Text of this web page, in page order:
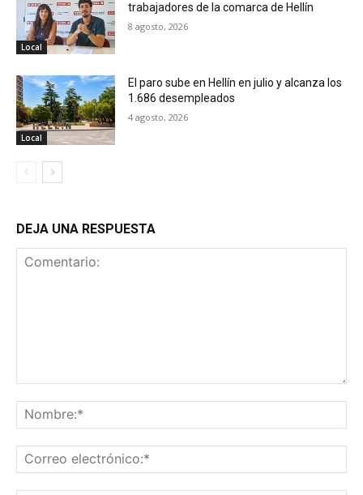
Local
trabajadores de la comarca de Hellín
8 agosto, 2026
Local
El paro sube en Hellín en julio y alcanza los
1.686 desempleados
4 agosto, 2026
DEJA UNA RESPUESTA